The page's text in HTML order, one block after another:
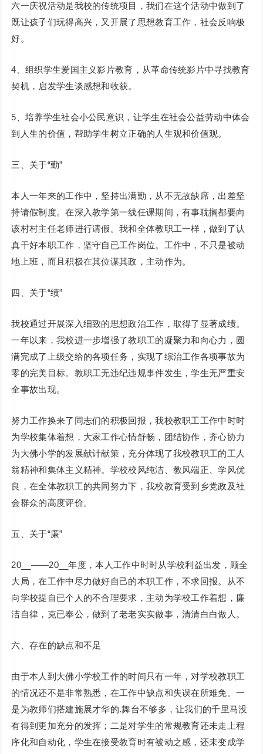
六一庆祝活动是我校的传统项目，我们在这个活动中做到了
既让孩子们玩得高兴，又开展了思想教育工作，社会反响极
好。
4、组织学生爱国主义影片教育，从革命传统影片中寻找教育
契机，启发学生谈感想和收获。
5、培养学生社会小公民意识，让学生在社会公益劳动中体会
到人生的价值，帮助学生树立正确的人生观和价值观。
三、关于“勤”
本人一年来的工作中，坚持出满勤，从不无故缺席，出差坚
持请假制度。在深入教学第一线任课期间，有事耽搁都要向
该村村主任老师进行请假。我和全体教职工一样，做到了认
真干好本职工作，坚守自已工作岗位。工作中，不只是被动
地上班，而且积极在其位谋其政，主动作为。
四、关于“绩”
我校通过开展深入细致的思想政治工作，取得了显著成绩。
一年以来，我校进一步增强了教职工的凝聚力和向心力，圆
满完成了上级交给的各项任务，实现了综治工作各项事故为
零的完美目标。教职工无违纪违规事件发生，学生无严重安
全事故出现。
努力工作换来了同志们的积极回报，我校教职工工作中时时
为学校集体着想，大家工作心情舒畅，团结协作，齐心协力
为大佛小学的发展献计献策，充分体现了我校教职工的工人
翁精神和集体主义精神。学校校风纯洁、教风端正、学风优
良，在全体教职工的共同努力下，我校教育受到乡党政及社
会群众的高度评价。
五、关于“廉”
20__——20__年度，本人工作中时时从学校利益出发，顾全
大局，在工作中尽力做好自己的本职工作，不求回报。从不
向学校提自已个人的不合理要求，主动为学校工作着想，廉
洁自律，克已奉公，做到了老老实实做事，清清白白做人。
六、存在的缺点和不足
由于本人到大佛小学校工作的时间只有一年，对学校教职工
的情况还不是非常熟悉，在工作中缺点和失误在所难免。一
是为教师们搭建施展才华的.舞台不够多，让我们的千里马没
有得到更加充分的发挥；二是对学生的常规教育还未走上程
序化和自动化，学生在接受教育时有被动之感，还未变成学